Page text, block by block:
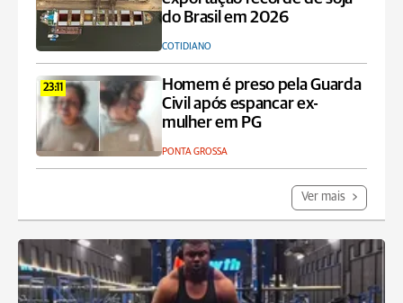
do Brasil em 2026
COTIDIANO
23:11
Homem é preso pela Guarda
Civil após espancar ex-
mulher em PG
PONTA GROSSA
Ver mais